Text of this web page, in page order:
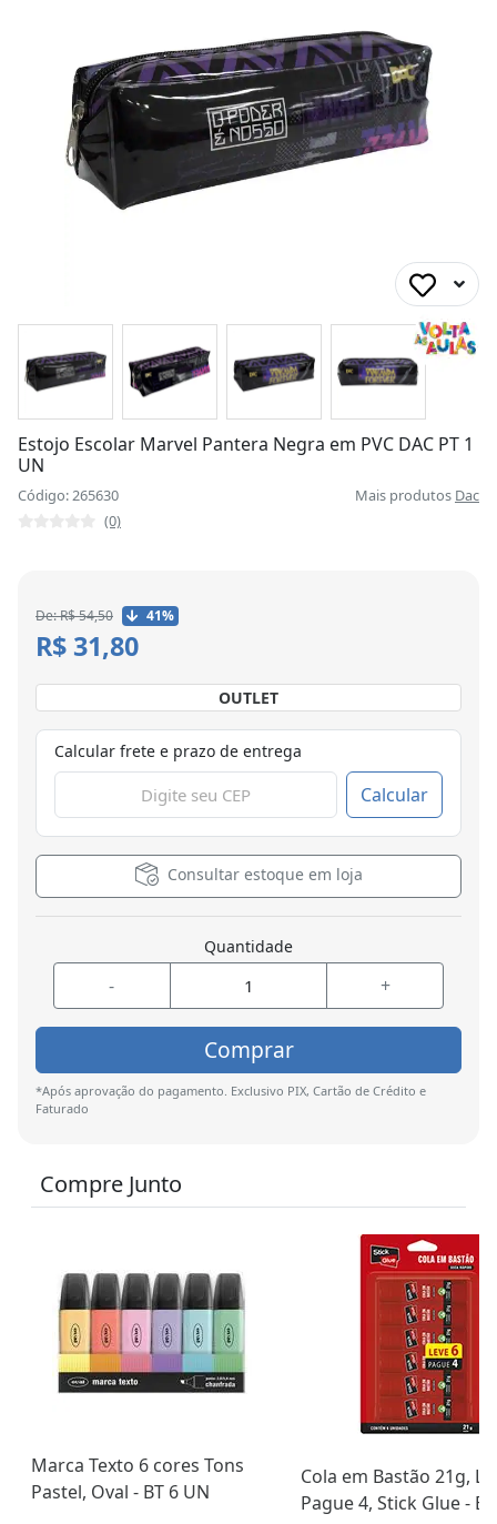
Estojo Escolar Marvel Pantera Negra em PVC DAC PT 1
UN
Código: 265630 Mais produtos Dac
(0)
De: R$ 54,50 41%
R$ 31,80
OUTLET
Calcular frete e prazo de entrega
Calcular
Consultar estoque em loja
Quantidade
- +
Comprar
*Após aprovação do pagamento. Exclusivo PIX, Cartão de Crédito e
Faturado
Compre Junto
Marca Texto 6 cores Tons
Pastel, Oval - BT 6 UN
Cola em Bastão 21g,
Pague 4, Stick Glue -